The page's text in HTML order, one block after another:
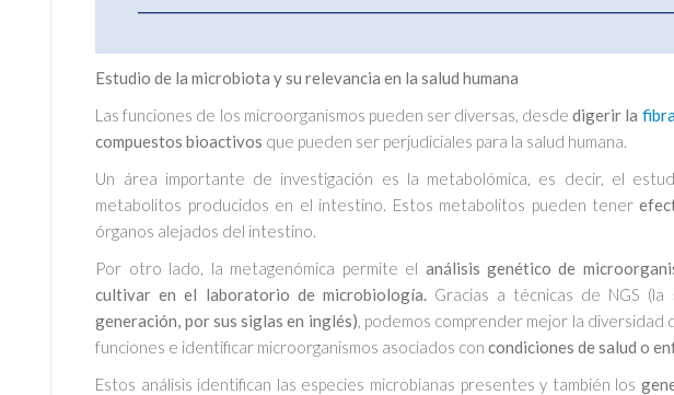
Estudio de la microbiota y su relevancia en la salud humana
Las funciones de los microorganismos pueden ser diversas, desdedigerir la
compuestos bioactivos que pueden ser perjudiciales para la salud humana.
Un área importante de investigación es la metabolómica, es decir, el
metabolitos producidos en el intestino. Estos metabolitos pueden tener
órganos alejados del intestino.
Por otro lado, la metagenómica permite el análisis genético de
cultivar en el laboratorio de microbiología. Gracias a técnicas de NGS (la
generación, por sus siglas en inglés), podemos comprender mejor la diversidad
funciones e identificar microorganismos asociados con condiciones de salud o
Estos análisis identifican las especies microbianas presentes y también los